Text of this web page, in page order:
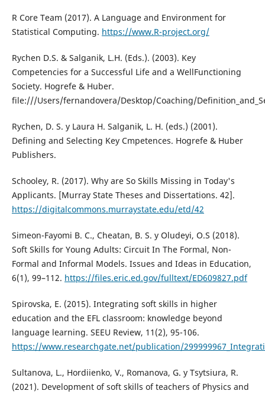
R Core Team (2017). A Language and Environment for
Statistical Computing. https://www.R-project.org/
Rychen D.S. & Salganik, L.H. (Eds.). (2003). Key
Competencies for a Successful Life and a WellFunctioning
Society. Hogrefe & Huber.
file:///Users/fernandovera/Desktop/Coaching/
Rychen, D. S. y Laura H. Salganik, L. H. (eds.) (2001).
Defining and Selecting Key Cmpetences. Hogrefe & Huber
Publishers.
Schooley, R. (2017). Why are So Skills Missing in Today's
Applicants. [Murray State Theses and Dissertations. 42].
https://digitalcommons.murraystate.edu/etd/42
Simeon-Fayomi B. C., Cheatan, B. S. y Oludeyi, O.S (2018).
Soft Skills for Young Adults: Circuit In The Formal, Non-
Formal and Informal Models. Issues and Ideas in Education,
6(1), 99–112. https://files.eric.ed.gov/fulltext/ED609827.pdf
Spirovska, E. (2015). Integrating soft skills in higher
education and the EFL classroom: knowledge beyond
language learning. SEEU Review, 11(2), 95-106.
https://www.researchgate.net/publication/
Sultanova, L., Hordiienko, V., Romanova, G. y Tsytsiura, R.
(2021). Development of soft skills of teachers of Physics and